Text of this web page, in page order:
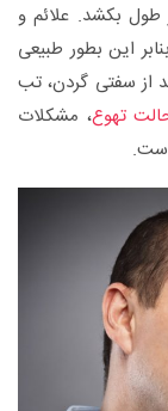
بکشد. علائم و
این بطور طبیعی
از سفتی گردن، تب
تهوع، مشکلات